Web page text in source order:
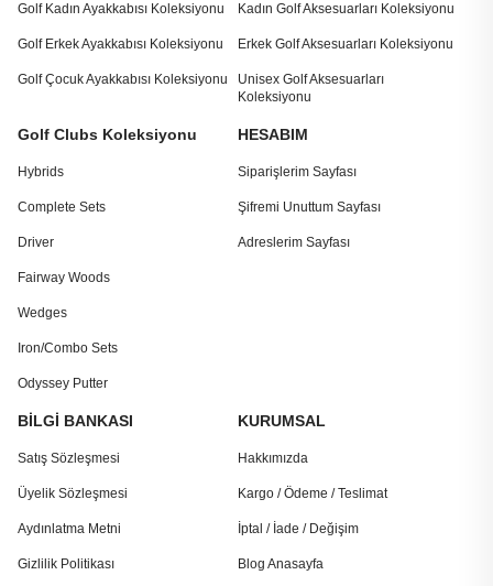
Golf Kadın Ayakkabısı Koleksiyonu
Golf Erkek Ayakkabısı Koleksiyonu
Golf Çocuk Ayakkabısı Koleksiyonu
Kadın Golf Aksesuarları Koleksiyonu
Erkek Golf Aksesuarları Koleksiyonu
Unisex Golf Aksesuarları
Koleksiyonu
Golf Clubs Koleksiyonu
Hybrids
Complete Sets
Driver
Fairway Woods
Wedges
Iron/Combo Sets
Odyssey Putter
HESABIM
Siparişlerim Sayfası
Şifremi Unuttum Sayfası
Adreslerim Sayfası
BİLGİ BANKASI
Satış Sözleşmesi
Üyelik Sözleşmesi
Aydınlatma Metni
Gizlilik Politikası
KURUMSAL
Hakkımızda
Kargo / Ödeme / Teslimat
İptal / İade / Değişim
Blog Anasayfa